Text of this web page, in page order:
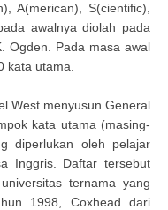
A(merican), S(cientific),
awalnya diolah pada
Ogden. Pada masa awal
kata utama.
West menyusun General
kata utama (masing-
diperlukan oleh pelajar
Inggris. Daftar tersebut
ternama yang
1998, Coxhead dari